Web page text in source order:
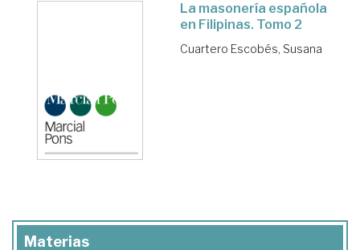
La masonería española
en Filipinas. Tomo 2
Cuartero Escobés, Susana
Materias